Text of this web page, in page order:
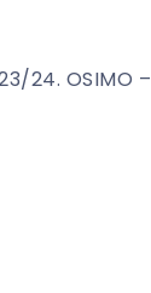
24. OSIMO –